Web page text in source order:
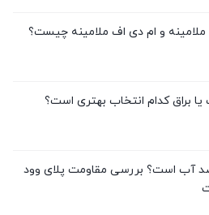
ملامینه و ام دی اف ملامینه چیست؟
براق کدام انتخاب بهتری است؟
آب است؟ بررسی مقاومت پلای وود